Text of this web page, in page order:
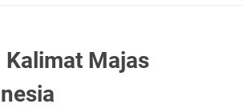
Majas